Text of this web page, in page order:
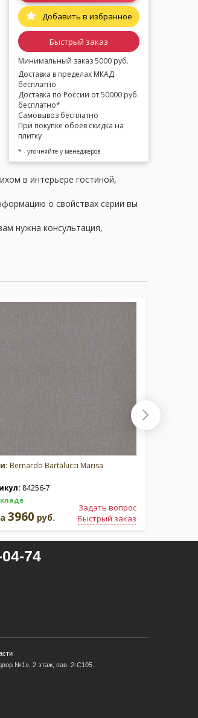
Добавить в избранное
Быстрый заказ
Минимальный заказ 5000 руб.
Доставка в пределах МКАД
бесплатно
Доставка по России от 50000 руб.
бесплатно*
Самовывоз бесплатно
При покупке обоев скидка на
плитку
* - уточняйте у менеджеров
в интерьере гостиной,
о свойствах серии вы
нужна консультация,
Bernardo Bartalucci Marisa
84256-7
Задать вопрос
Быстрый заказ
3960 руб.
74
№1», 2 этаж, пав. 2-С105.